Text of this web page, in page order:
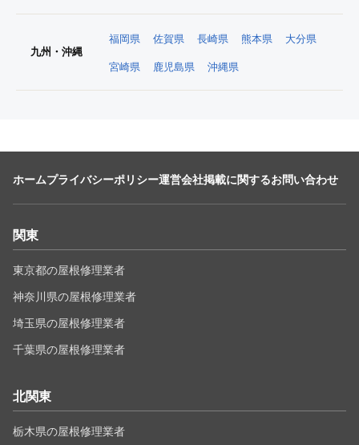
九州・沖縄
福岡県 佐賀県 長崎県 熊本県 大分県
宮崎県 鹿児島県 沖縄県
ホームプライバシーポリシー運営会社掲載に関するお問い合わせ
関東
東京都の屋根修理業者
神奈川県の屋根修理業者
埼玉県の屋根修理業者
千葉県の屋根修理業者
北関東
栃木県の屋根修理業者